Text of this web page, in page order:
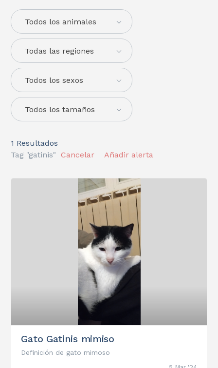
Todas las regiones
Todos los animales
Todos los sexos
Todos los tamaños
1 Resultados
Tag "gatinis"
Cancelar Añadir alerta
Gato Gatinis mimiso
Definición de gato mimoso